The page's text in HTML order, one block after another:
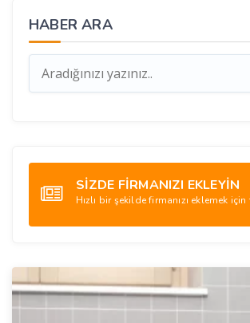
HABER ARA
SİZDE FİRMANIZI EKLEYİN
Hızlı bir şekilde firmanızı eklemek için